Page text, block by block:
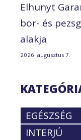
Elhunyt
bor- és
alakja
2026. augusztus 7.
EGÉSZSÉG
INTERJÚ